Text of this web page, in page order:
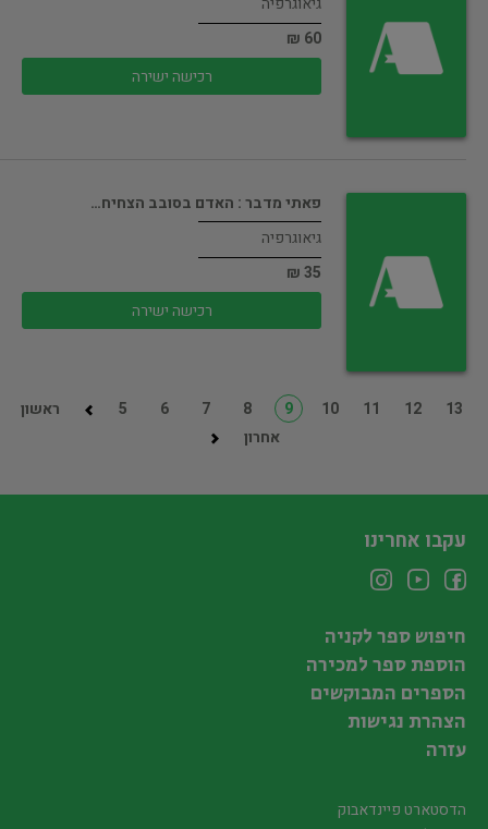
60 ₪
רכישה ישירה
פאתי מדבר : האדם בסובב הצחיח…
גיאוגרפיה
35 ₪
רכישה ישירה
ראשון 5 6 7 8 9 10 11 12
13
אחרון
עקבו אחרינו
חיפוש ספר לקניה
הוספת ספר למכירה
הספרים המבוקשים
הצהרת נגישות
עזרה
הדסטארט פיינדאבוק